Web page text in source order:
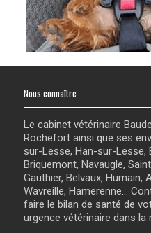
Nous connaître
Le cabinet vétérinaire
Rochefort ainsi que ses
sur-Lesse, Han-sur-Lesse,
Briquemont, Navaugle,
Gauthier, Belvaux,
Wavreille, Hamerenne...
faire le bilan de santé de
urgence vétérinaire dans